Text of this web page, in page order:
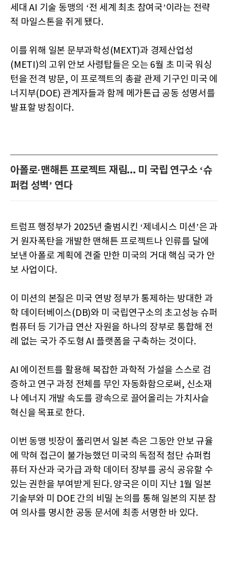
세대 AI 기술 동맹의 ‘전 세계 최초 참여국’이라는 전략
적 마일스톤을 쥐게 됐다.
이를 위해 일본 문부과학성(MEXT)과 경제산업성
(METI)의 고위 안보 사령탑들은 오는 6월 초 미국 워싱
턴을 전격 방문, 이 프로젝트의 총괄 관제 기구인 미국 에
너지부(DOE) 관계자들과 함께 메가톤급 공동 성명서를
발표할 방침이다.
아폴로·맨해튼 프로젝트 재림... 미 국립 연구소 ‘슈
퍼컴 성벽’ 연다
트럼프 행정부가 2025년 출범시킨 ‘제네시스 미션’은 과
거 원자폭탄을 개발한 맨해튼 프로젝트나 인류를 달에
보낸 아폴로 계획에 견줄 만한 미국의 거대 핵심 국가 안
보 사업이다.
이 미션의 본질은 미국 연방 정부가 통제하는 방대한 과
학 데이터베이스(DB)와 미 국립연구소의 초고성능 슈퍼
컴퓨터 등 기가급 연산 자원을 하나의 장부로 통합해 전
례 없는 국가 주도형 AI 플랫폼을 구축하는 것이다.
AI 에이전트를 활용해 복잡한 과학적 가설을 스스로 검
증하고 연구 과정 전체를 무인 자동화함으로써, 신소재
나 에너지 개발 속도를 광속으로 끌어올리는 가치사슬
혁신을 목표로 한다.
이번 동맹 빗장이 풀리면서 일본 측은 그동안 안보 규율
에 막혀 접근이 불가능했던 미국의 독점적 첨단 슈퍼컴
퓨터 자산과 국가급 과학 데이터 장부를 공식 공유할 수
있는 권한을 부여받게 된다. 양국은 이미 지난 1월 일본
기술부와 미 DOE 간의 비밀 논의를 통해 일본의 지분 참
여 의사를 명시한 공동 문서에 최종 서명한 바 있다.